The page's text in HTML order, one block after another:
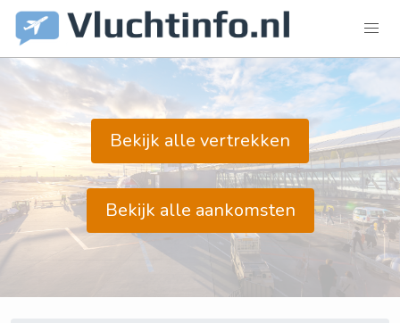
Bekijk alle vertrekken
Bekijk alle aankomsten